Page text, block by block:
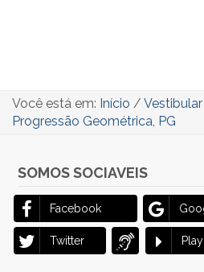
Você está em: Início / Vestibular
Progressão Geométrica, PG
SOMOS SOCIAVEIS
Facebook
Twitter